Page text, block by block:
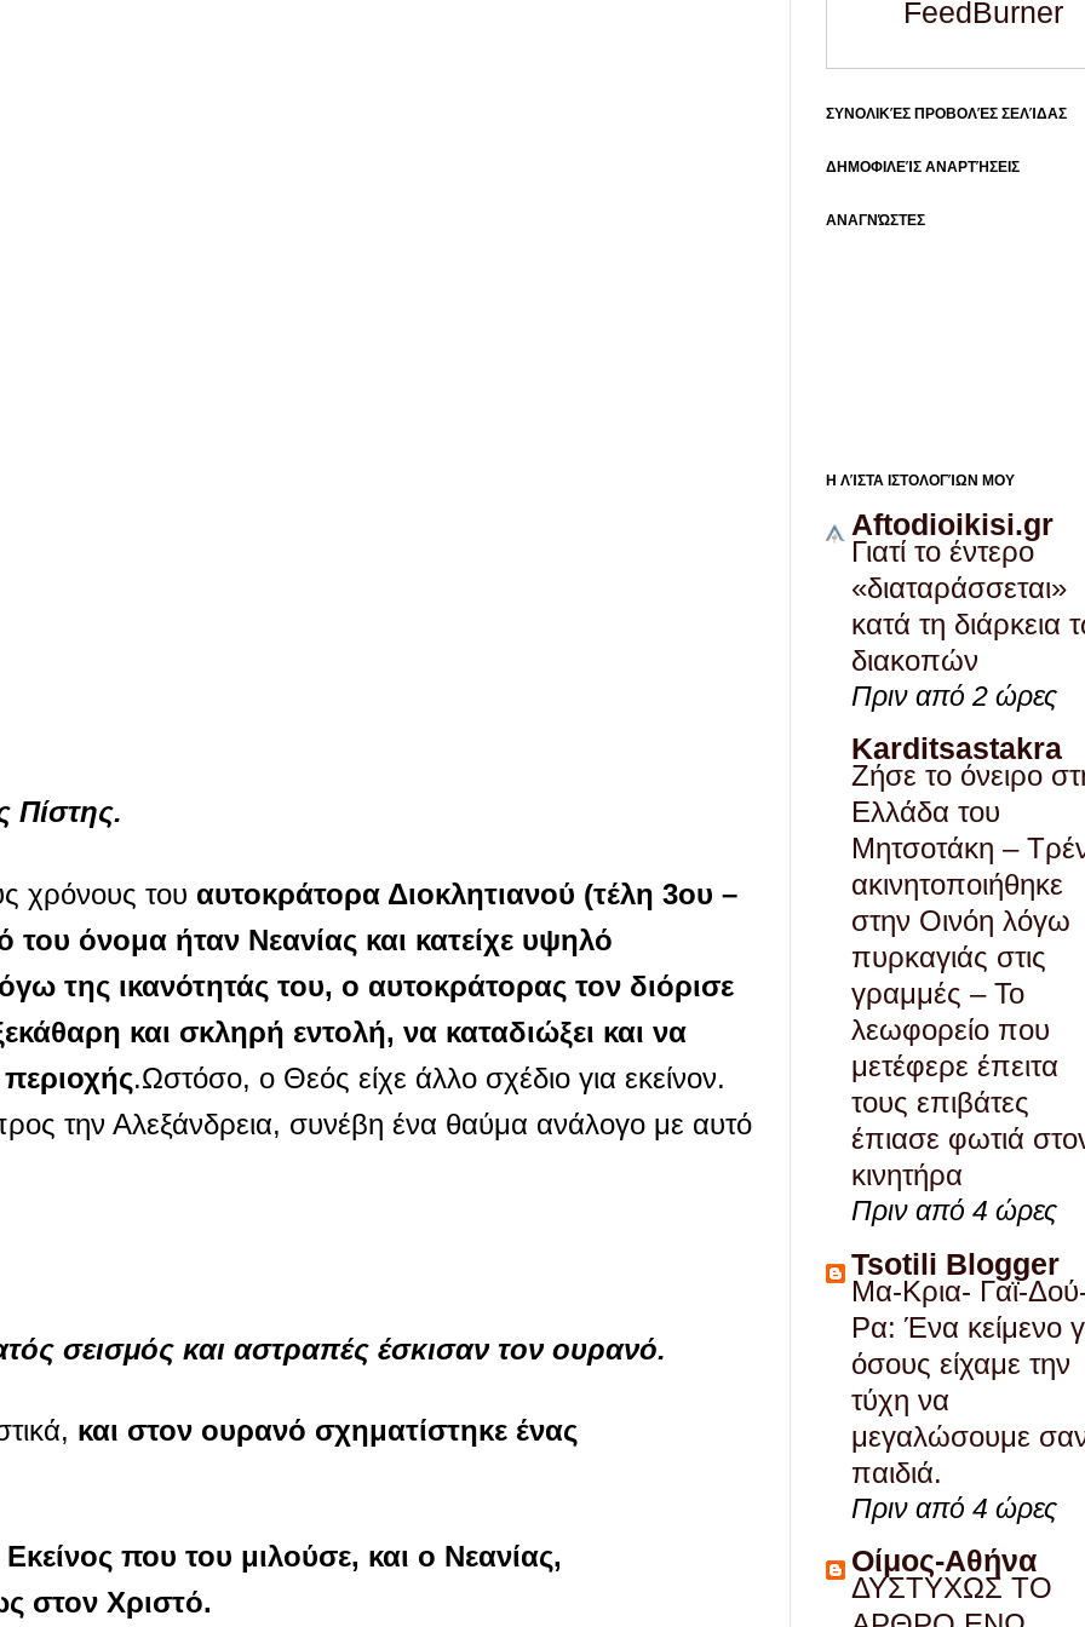
Πίστης.
χρόνους του αυτοκράτορα Διοκλητιανού (τέλη 3ου –
όνομα ήταν Νεανίας και κατείχε υψηλό
της ικανότητάς του, ο αυτοκράτορας τον διόρισε
και σκληρή εντολή, να καταδιώξει και να
.Ωστόσο, ο Θεός είχε άλλο σχέδιο για εκείνον.
την Αλεξάνδρεια, συνέβη ένα θαύμα ανάλογο με αυτό
σεισμός και αστραπές έσκισαν τον ουρανό.
και στον ουρανό σχηματίστηκε ένας
που του μιλούσε, και ο Νεανίας,
στον Χριστό.
FeedBurner
ΣΥΝΟΛΙΚΈΣ ΠΡΟΒΟΛΈΣ ΣΕΛΊΔΑΣ
ΔΗΜΟΦΙΛΕΊΣ ΑΝΑΡΤΉΣΕΙΣ
ΑΝΑΓΝΏΣΤΕΣ
Η ΛΊΣΤΑ ΙΣΤΟΛΟΓΊΩΝ ΜΟΥ
Aftodioikisi.gr
Γιατί το έντερο
«διαταράσσεται»
κατά τη διάρκεια
διακοπών
Πριν από 2 ώρες
Karditsastakra
Ζήσε το όνειρο
Ελλάδα του
Μητσοτάκη –
ακινητοποιήθηκε
στην Οινόη λόγω
πυρκαγιάς στις
γραμμές – Το
λεωφορείο που
μετέφερε έπειτα
τους επιβάτες
έπιασε φωτιά
κινητήρα
Πριν από 4 ώρες
Tsotili Blogger
Μα-Κρια- Γαϊ-
Ρα: Ένα κείμενο
όσους είχαμε την
τύχη να
μεγαλώσουμε
παιδιά.
Πριν από 4 ώρες
Οίμος-Αθήνα
ΔΥΣΤΥΧΩΣ ΤΟ